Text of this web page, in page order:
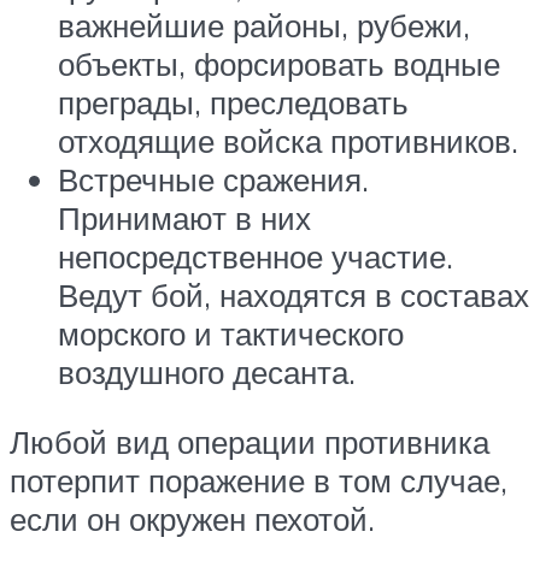
важнейшие районы, рубежи,
объекты, форсировать водные
преграды, преследовать
отходящие войска противников.
Встречные сражения.
Принимают в них
непосредственное участие.
Ведут бой, находятся в составах
морского и тактического
воздушного десанта.
Любой вид операции противника
потерпит поражение в том случае,
если он окружен пехотой.